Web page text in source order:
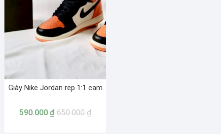
Giày Nike Jordan rep 1:1 cam
650.000₫
590.000₫